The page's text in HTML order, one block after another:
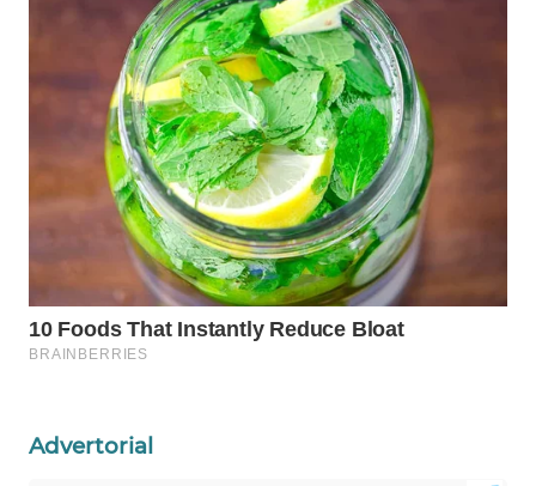
Advertorial
WAHANA
SELEB
WAHANA
WAHANA
OTOMOTIF